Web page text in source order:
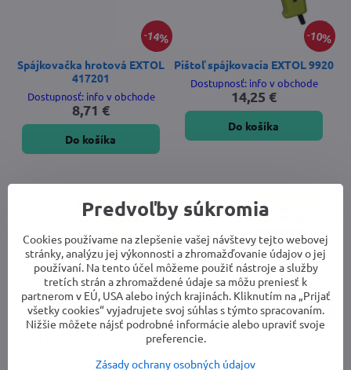
14%
Spájkovačka hrotová EXTOL
417201
Dostupnosť: info v obchode
8,71 €
Do košíka
10%
Pištoľ spájkovacia EXTOL 9920
Dostupnosť: info v obchode
14,25 €
Do košíka
14%
Pištoľ spájkovacia EXTOL 9922
14%
Pištoľ spájkovacia EXTOL 9921
Predvoľby súkromia
Cookies používame na zlepšenie vašej návštevy tejto webovej
stránky, analýzu jej výkonnosti a zhromažďovanie údajov o jej
používaní. Na tento účel môžeme použiť nástroje a služby
tretích strán a zhromaždené údaje sa môžu preniesť k
partnerom v EÚ, USA alebo iných krajinách. Kliknutím na „Prijať
všetky cookies“ vyjadrujete svoj súhlas s týmto spracovaním.
Nižšie môžete nájsť podrobné informácie alebo upraviť svoje
preferencie.
Zásady ochrany osobných údajov